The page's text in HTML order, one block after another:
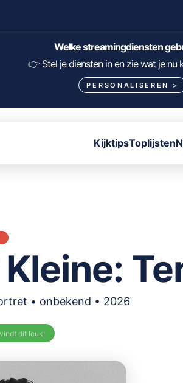
SkyShowtime Prime
HBO Max NPO
Pathé
Welke streamingdiensten
👉 Stel je diensten in en zie wat je nu
PERSONALISEREN >
KijktipsToplijsten
• onbekend • 2026
vindt dit leuk!